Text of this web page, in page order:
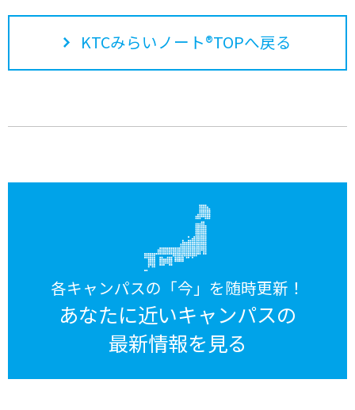
KTCみらいノート®TOPへ戻る
各キャンパスの「今」を随時更新！
あなたに近いキャンパスの
最新情報を見る